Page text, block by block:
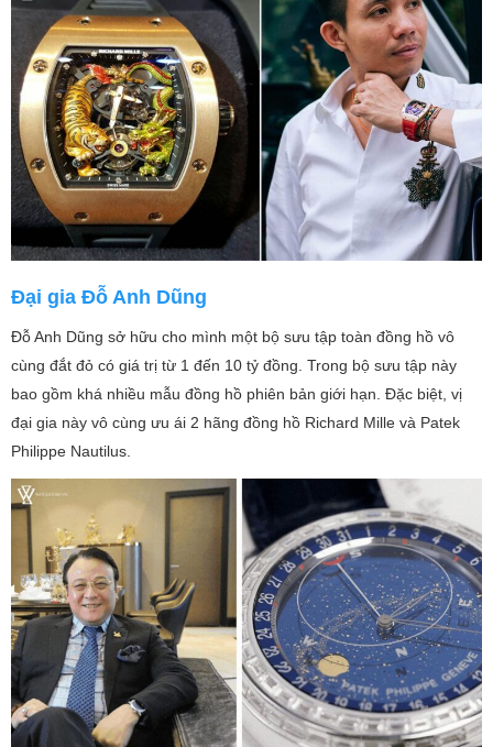
Đại gia Đỗ Anh Dũng
Đỗ Anh Dũng sở hữu cho mình một bộ sưu tập toàn đồng hồ vô
cùng đắt đỏ có giá trị từ 1 đến 10 tỷ đồng. Trong bộ sưu tập này
bao gồm khá nhiều mẫu đồng hồ phiên bản giới hạn. Đặc biệt, vị
đại gia này vô cùng ưu ái 2 hãng đồng hồ Richard Mille và Patek
Philippe Nautilus.